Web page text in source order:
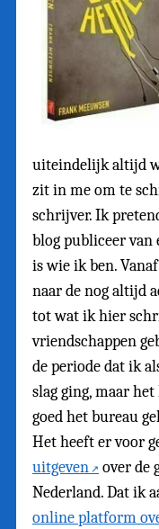
uiteindelijk altijd
zit in me om te
schrijver. Ik
blog publiceer van
is wie ik ben.
naar de nog altijd
tot wat ik hier
vriendschappen
de periode dat ik
slag ging, maar
goed het bureau
Het heeft er voor
uitgeven
over de
Nederland. Dat ik
online platform